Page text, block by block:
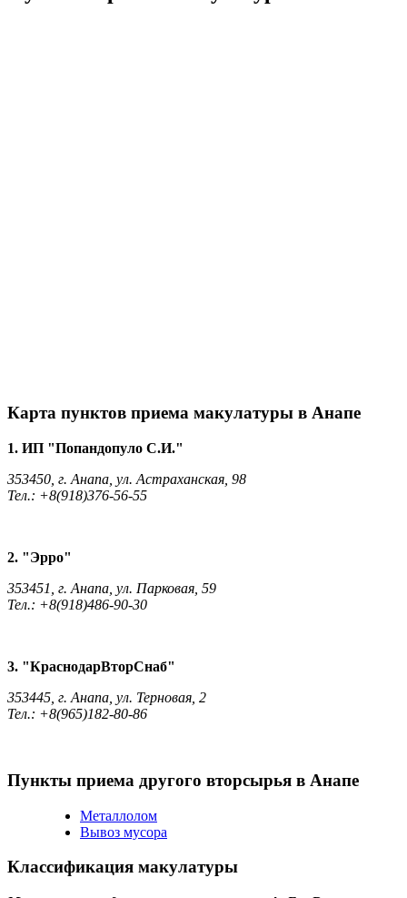
Карта пунктов приема макулатуры в Анапе
1. ИП "Попандопуло С.И."
353450, г. Анапа, ул. Астраханская, 98
Тел.: +8(918)376-56-55
2. "Эрро"
353451, г. Анапа, ул. Парковая, 59
Тел.: +8(918)486-90-30
3. "КраснодарВторСнаб"
353445, г. Анапа, ул. Терновая, 2
Тел.: +8(965)182-80-86
Пункты приема другого вторсырья в Анапе
Металлолом
Вывоз мусора
Классификация макулатуры